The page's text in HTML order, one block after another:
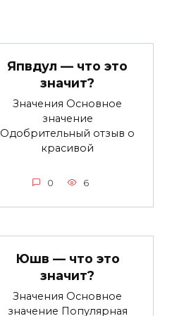
Япвдул — что это
значит?
Значения Основное
значение
Одобрительный отзыв о
красивой
0 6
Юшв — что это
значит?
Значения Основное
значение Популярная